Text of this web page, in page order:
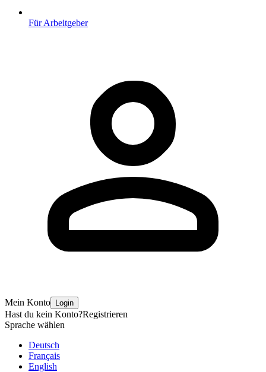
Für Arbeitgeber
Mein Konto Login
Hast du kein Konto?Registrieren
Sprache wählen
Deutsch
Français
English